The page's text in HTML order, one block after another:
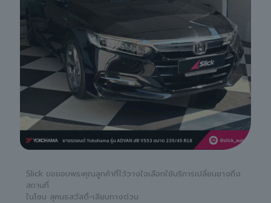
Slick ขอขอบพระคุณลูกค้าที่ไว้วางใจเลือกใช้บริการเปลี่ยนยางถึง
สถานที่
ในโซน สุคนธสวัสดิ์-เลียบทางด่วน